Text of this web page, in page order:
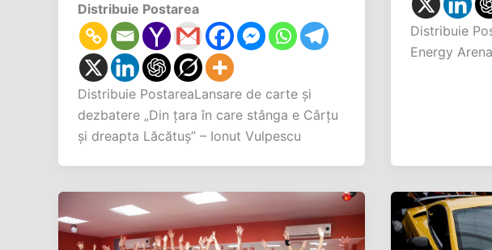
Distribuie Postarea
Distribuie PostareaLansare de carte şi
dezbatere „Din ţara în care stânga e Cârţu
şi dreapta Lăcătuş” – Ionut Vulpescu
Distribuie
Energy Arena